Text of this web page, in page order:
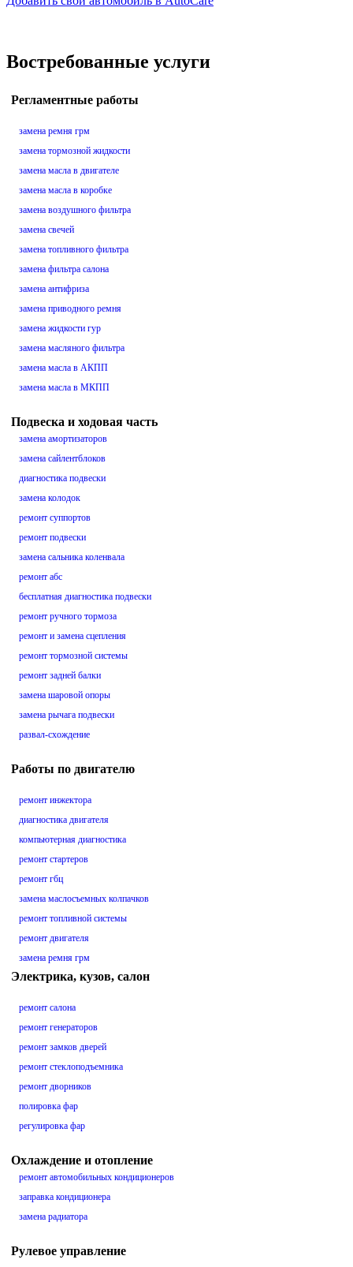
Востребованные услуги
Регламентные работы
замена ремня грм
замена тормозной жидкости
замена масла в двигателе
замена масла в коробке
замена воздушного фильтра
замена свечей
замена топливного фильтра
замена фильтра салона
замена антифриза
замена приводного ремня
замена жидкости гур
замена масляного фильтра
замена масла в АКПП
замена масла в МКПП
Подвеска и ходовая часть
замена амортизаторов
замена сайлентблоков
диагностика подвески
замена колодок
ремонт суппортов
ремонт подвески
замена сальника коленвала
ремонт абс
бесплатная диагностика подвески
ремонт ручного тормоза
ремонт и замена сцепления
ремонт тормозной системы
ремонт задней балки
замена шаровой опоры
замена рычага подвески
развал-схождение
Работы по двигателю
ремонт инжектора
диагностика двигателя
компьютерная диагностика
ремонт стартеров
ремонт гбц
замена маслосъемных колпачков
ремонт топливной системы
ремонт двигателя
замена ремня грм
Электрика, кузов, салон
ремонт салона
ремонт генераторов
ремонт замков дверей
ремонт стеклоподъемника
ремонт дворников
полировка фар
регулировка фар
Охлаждение и отопление
ремонт автомобильных кондиционеров
заправка кондиционера
замена радиатора
Рулевое управление